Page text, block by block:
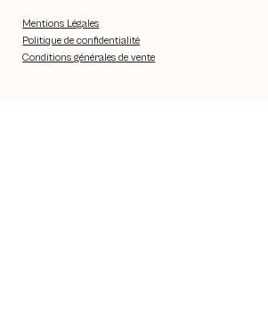
Mentions Légales
Politique de confidentialité
Conditions générales de vente